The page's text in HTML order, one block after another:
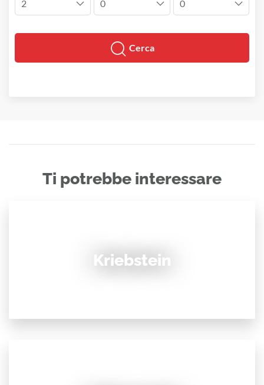
Cerca
Ti potrebbe interessare
Kriebstein